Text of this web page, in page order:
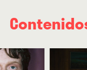
Curro:Nuestro
entendemos muy
tanta gente. Son las